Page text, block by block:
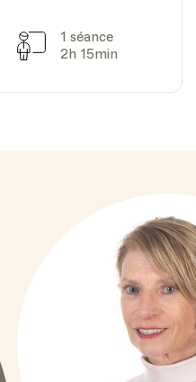
Séances
1 séance
2h 15min